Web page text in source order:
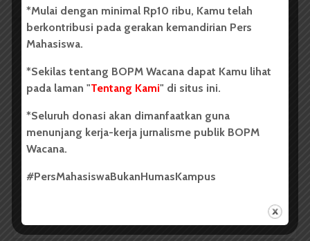
BRT Mebidang, Instrumen
Dark Mode | Moda Gelap
*Mulai dengan minimal Rp10 ribu, Kamu telah
berkontribusi pada gerakan kemandirian Pers
Mahasiswa.
*Sekilas tentang BOPM Wacana dapat Kamu lihat
pada laman "Tentang Kami" di situs ini.
*Seluruh donasi akan dimanfaatkan guna
menunjang kerja-kerja jurnalisme publik BOPM
Wacana.
#PersMahasiswaBukanHumasKampus